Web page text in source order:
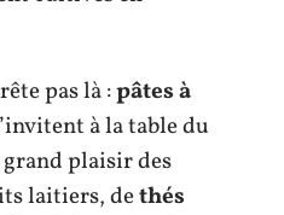
pas là :pâtes à
à la table du
plaisir des
laitiers, dethés